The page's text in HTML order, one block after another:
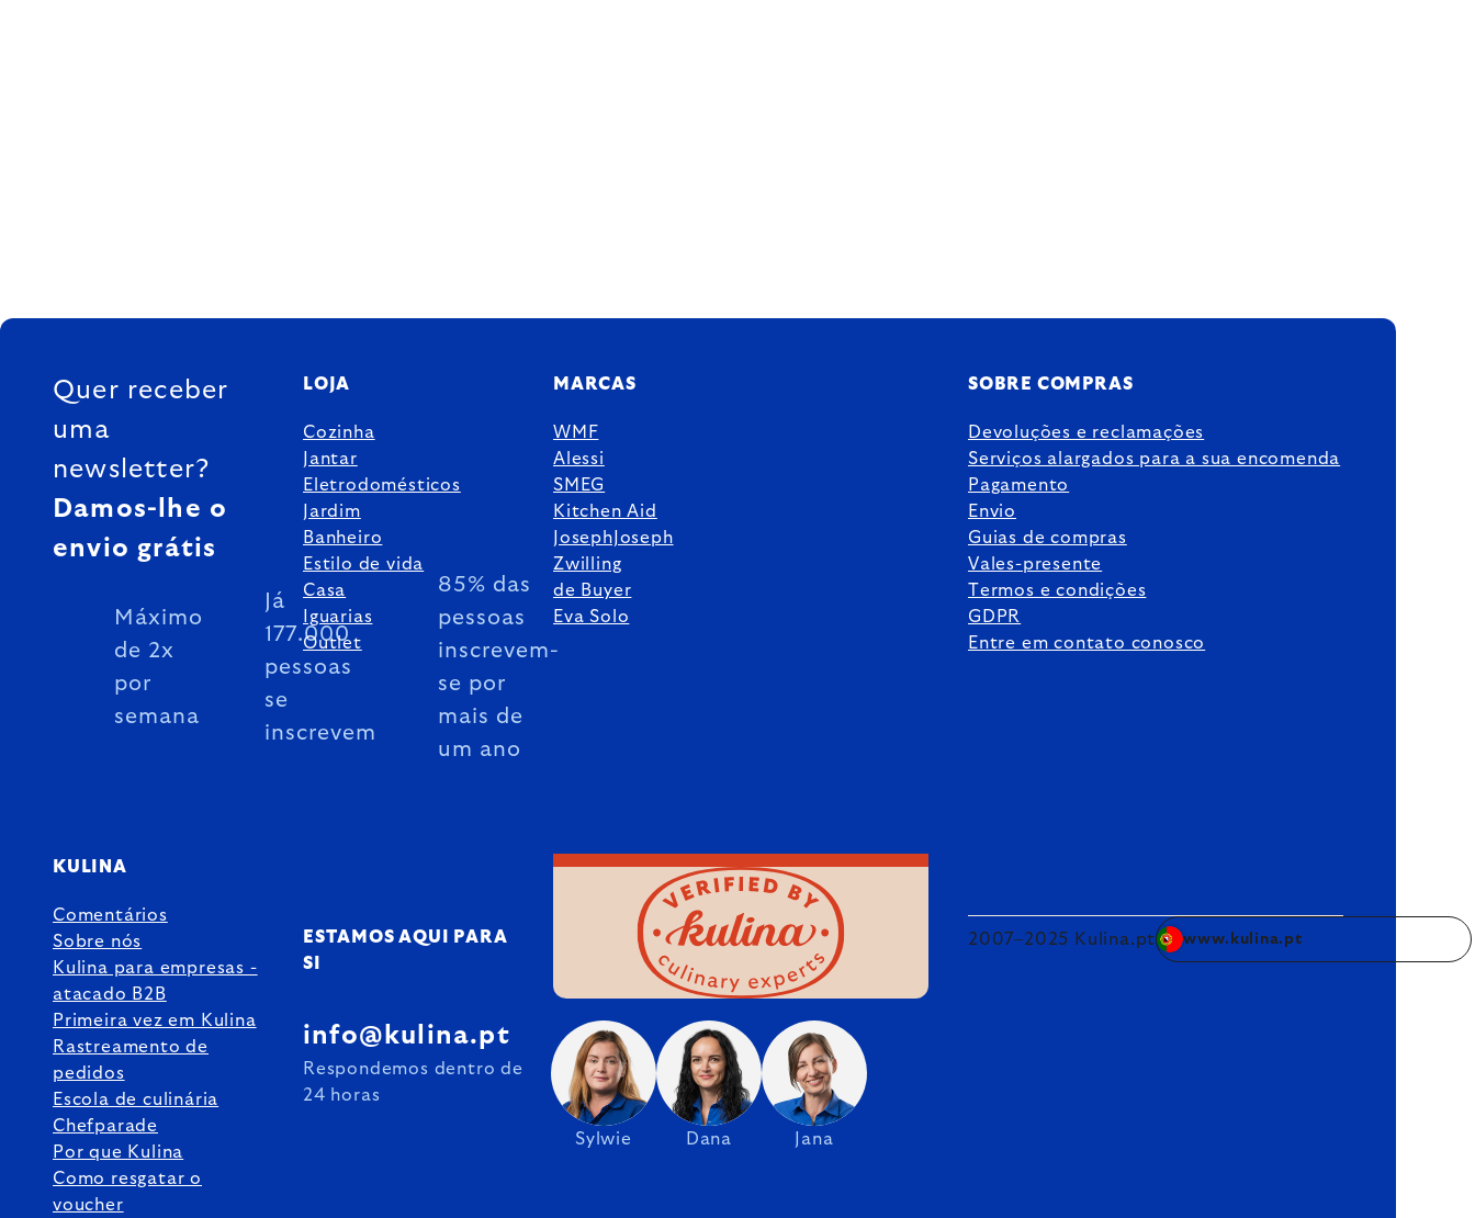
FOOTER
Quer receber
uma
newsletter?
Damos-lhe o
envio grátis
Máximo
de 2x
por
semana
Já
177.000
pessoas
se
inscrevem
85% das
pessoas
inscrevem-
se por
mais de
um ano
LOJA
Cozinha
Jantar
Eletrodomésticos
Jardim
Banheiro
Estilo de vida
Casa
Iguarias
Outlet
MARCAS
WMF
Alessi
SMEG
Kitchen Aid
JosephJoseph
Zwilling
de Buyer
Eva Solo
SOBRE COMPRAS
Devoluções e reclamações
Serviços alargados para a sua encomenda
Pagamento
Envio
Guias de compras
Vales-presente
Termos e condições
GDPR
Entre em contato conosco
KULINA
Comentários
Sobre nós
Kulina para empresas -
atacado B2B
Primeira vez em Kulina
Rastreamento de
pedidos
Escola de culinária
Chefparade
Por que Kulina
Como resgatar o
voucher
ESTAMOS AQUI PARA
SI
Sylwie Dana Jana
info@kulina.pt
Respondemos dentro de
24 horas
2007–2025 Kulina.pt www.kulina.pt